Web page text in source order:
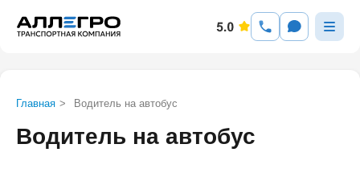
Главная > Водитель на автобус
Водитель на автобус